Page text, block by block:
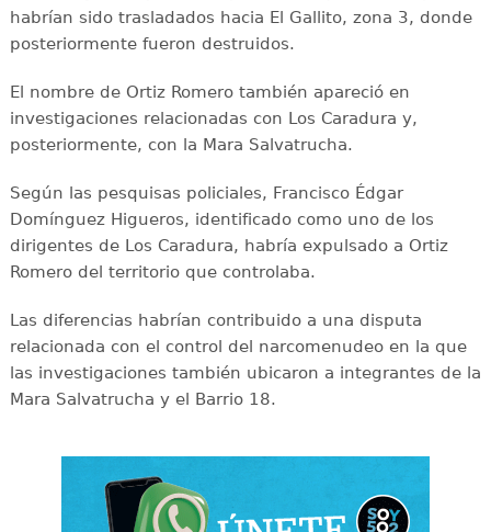
habrían sido trasladados hacia El Gallito, zona 3, donde
posteriormente fueron destruidos.
El nombre de Ortiz Romero también apareció en
investigaciones relacionadas con Los Caradura y,
posteriormente, con la Mara Salvatrucha.
Según las pesquisas policiales, Francisco Édgar
Domínguez Higueros, identificado como uno de los
dirigentes de Los Caradura, habría expulsado a Ortiz
Romero del territorio que controlaba.
Las diferencias habrían contribuido a una disputa
relacionada con el control del narcomenudeo en la que
las investigaciones también ubicaron a integrantes de la
Mara Salvatrucha y el Barrio 18.